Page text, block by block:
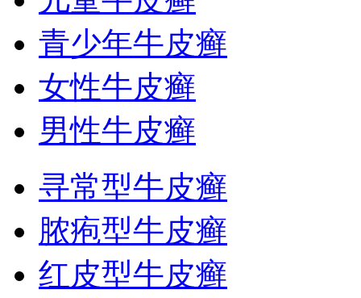
青少年牛皮癣
女性牛皮癣
男性牛皮癣
寻常型牛皮癣
脓疱型牛皮癣
红皮型牛皮癣